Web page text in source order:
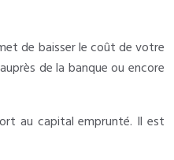
de baisser le coût de votre
de la banque ou encore
au capital emprunté. Il est